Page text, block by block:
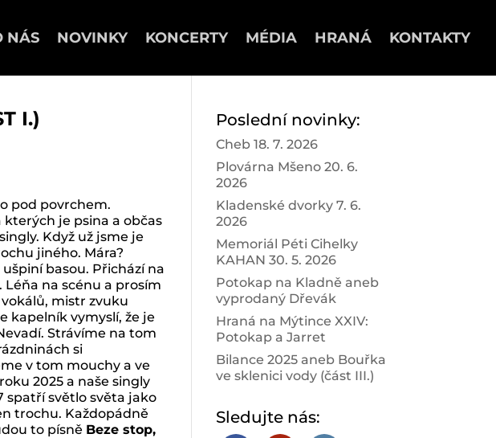
NÁS NOVINKY KONCERTY MÉDIA HRANÁ KONTAKTY
I.)
pod povrchem.
je psina a občas
Když už jsme je
jiného. Mára?
basou. Přichází na
na scénu a prosím
mistr zvuku
kapelník vymyslí, že je
Strávíme na tom
si
v tom mouchy a ve
2025 a naše singly
spatří světlo světa jako
trochu. Každopádně
to písně Beze stop,
Poslední novinky:
Cheb 18. 7. 2026
Plovárna Mšeno 20. 6.
2026
Kladenské dvorky 7. 6.
2026
Memoriál Péti Cihelky
KAHAN 30. 5. 2026
Potokap na Kladně aneb
vyprodaný Dřevák
Hraná na Mýtince XXIV:
Potokap a Jarret
Bilance 2025 aneb Bouřka
ve sklenici vody (část III.)
Sledujte nás: